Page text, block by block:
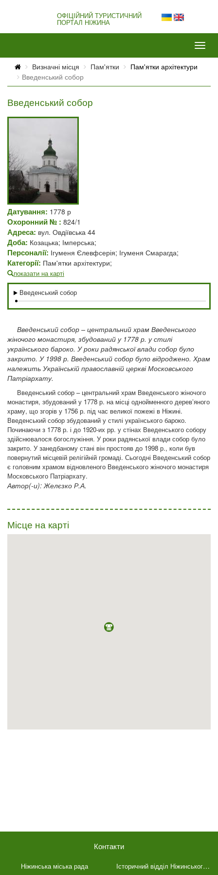
ОФІЦІЙНИЙ ТУРИСТИЧНИЙ
ПОРТАЛ НІЖИНА
Визначні місця Пам'ятки
Пам'ятки архітектури
Введенський собор
Введенський собор
Датування: 1778 р
Охоронний № : 824/1
Адреса: вул. Овдіївська 44
Доба: Козацька; Імперська;
Персоналії: Ігуменя Єлевфсерія; Ігуменя Смарагда;
Категорії: Пам'ятки архітектури;
показати на карті
Введенський собор
Введенський собор – центральний храм Введенського
жіночого монастиря, збудований у 1778 р. у стилі
українського бароко. У роки радянської влади собор було
закрито. У 1998 р. Введенський собор було відроджено. Храм
належить Українській православній церкві Московського
Патріархату.
Введенський собор – центральний храм Введенського жіночого
монастиря, збудований у 1778 р. на місці однойменного дерев’яного
храму, що згорів у 1756 р. під час великої пожежі в Ніжині.
Введенський собор збудований у стилі українського бароко.
Починаючи з 1778 р. і до 1920-их рр. у стінах Введенського собору
здійснювалося богослужіння. У роки радянської влади собор було
закрито. У занедбаному стані він простояв до 1998 р., коли був
повернутий місцевій релігійній громаді. Сьогодні Введенський собор
є головним храмом відновленого Введенського жіночого монастиря
Московського Патріархату.
Автор(-и): Желєзко Р.А.
Місце на карті
Контакти
Ніжинська міська рада Історичний відділ Ніжинського краєзнавчого музею імені Івана Спаського